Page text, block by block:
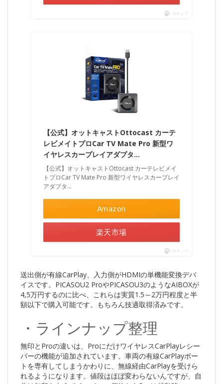
ポチップ
【公式】オットキャストOttocast カーテ
レビメイトプロCar TV Mate Pro 新型ワ
イヤレスカープレイアダプタ…
【公式】オットキャストOttocast カーテレビメイ
トプロCar TV Mate Pro 新型ワイヤレスカープレイ
アダプタ…
Amazon
楽天市場
ポチップ
送出側が有線CarPlay、入力側がHDMIの単機能変換デバ
イスです。PICASOU2 ProやPICASOU3のようなAIBOXが
4,5万円するのに比べ、これらは実質1.5～2万円程度と半
額以下で購入可能です。もちろん技適取得済みです。
・ラインナップ整理
無印とProの違いは、ProにだけワイヤレスCarPlayレシー
バーの機能が追加されています。車両の有線CarPlayポー
トを専有してしまうかわりに、無線経由CarPlayを受けら
れるようになります。値段はほぼ変わらないんですが、自